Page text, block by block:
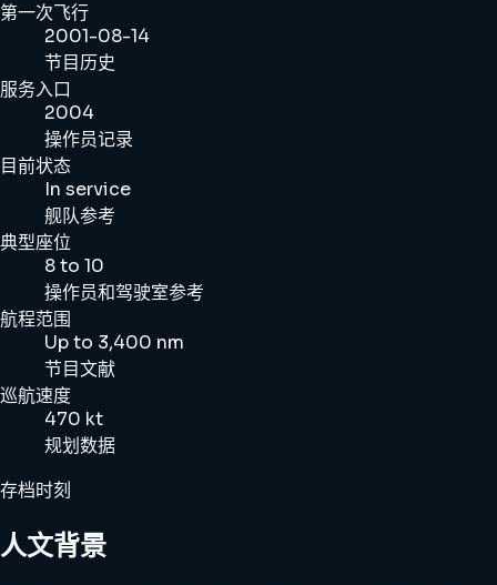
第一次飞行
2001-08-14
节目历史
服务入口
2004
操作员记录
目前状态
In service
舰队参考
典型座位
8 to 10
操作员和驾驶室参考
航程范围
Up to 3,400 nm
节目文献
巡航速度
470 kt
规划数据
存档时刻
人文背景